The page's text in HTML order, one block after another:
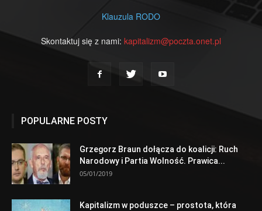
Klauzula RODO
Skontaktuj się z nami: kapitalizm@poczta.onet.pl
POPULARNE POSTY
Grzegorz Braun dołącza do koalicji: Ruch
Narodowy i Partia Wolność. Prawica...
05/01/2019
Kapitalizm w poduszce – prostota, która